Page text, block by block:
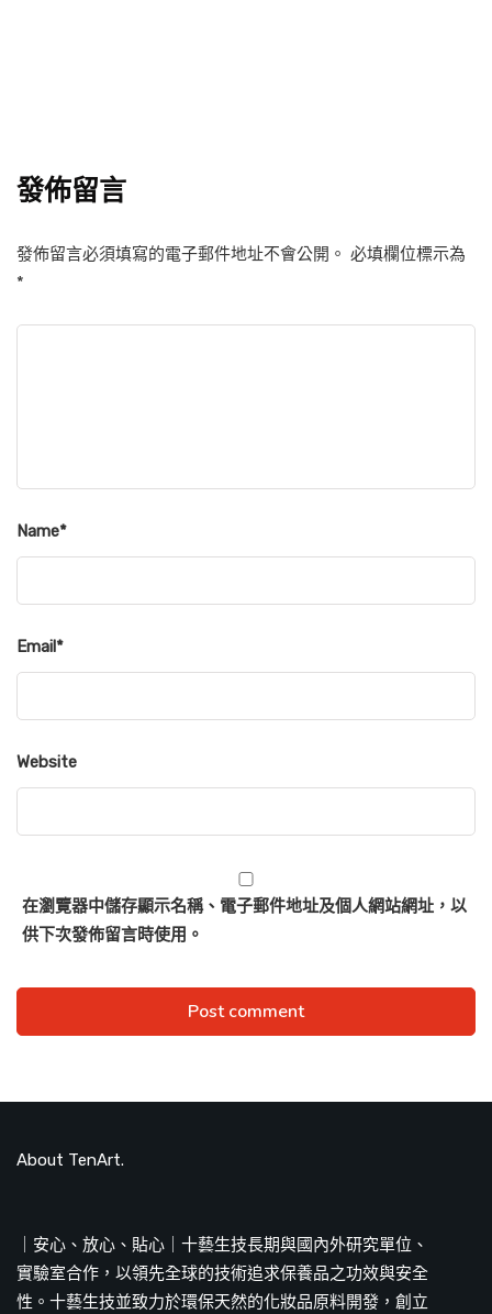
發佈留言
發佈留言必須填寫的電子郵件地址不會公開。 必填欄位標示為
*
Name*
Email*
Website
在瀏覽器中儲存顯示名稱、電子郵件地址及個人網站網址，以
供下次發佈留言時使用。
About TenArt.
｜安心、放心、貼心｜十藝生技長期與國內外研究單位、
實驗室合作，以領先全球的技術追求保養品之功效與安全
性。十藝生技並致力於環保天然的化妝品原料開發，創立